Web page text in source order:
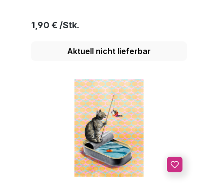
Regulärer Preis:
1,90 €
Aktuell nicht lieferbar